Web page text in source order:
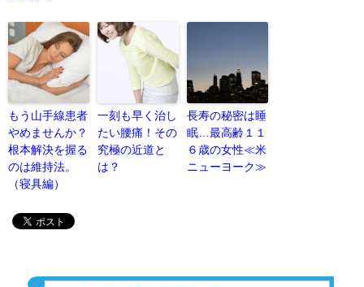
もう山手線患者
やめませんか？
根本解決を握る
のは維持法。
（寝具編）
一刻も早く治し
たい腰痛！その
究極の近道と
は？
長寿の秘密は睡
眠…最高齢１１
６歳の女性≪米
ニューヨーク≫